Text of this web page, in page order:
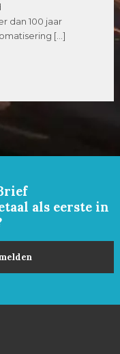
dan 100 jaar
[…]
als eerste in